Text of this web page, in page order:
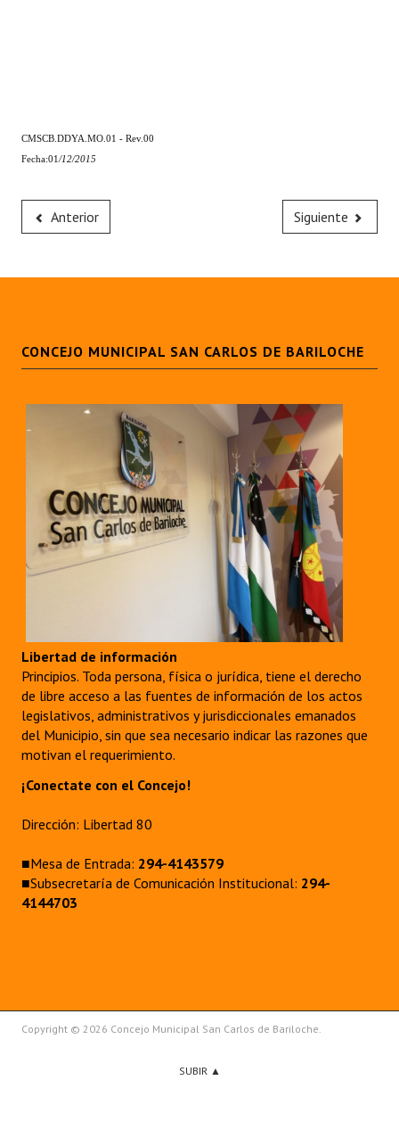
CMSCB.DDYA.MO.01 - Rev.00
Fecha:01 /12/2015
Anterior Siguiente
CONCEJO MUNICIPAL SAN CARLOS DE BARILOCHE
Libertad de información
Principios. Toda persona, física o jurídica, tiene el derecho
de libre acceso a las fuentes de información de los actos
legislativos, administrativos y jurisdiccionales emanados
del Municipio, sin que sea necesario indicar las razones que
motivan el requerimiento.
¡Conectate con el Concejo!
Dirección: Libertad 80
■Mesa de Entrada: 294-4143579
■Subsecretaría de Comunicación Institucional: 294-
4144703
Copyright © 2026 Concejo Municipal San Carlos de Bariloche.
SUBIR ▲